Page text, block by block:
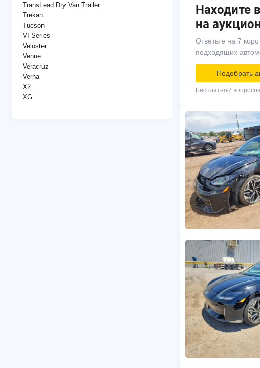
TransLead Dry Van Trailer
Trekan
Tucson
VI Series
Veloster
Venue
Veracruz
Verna
X2
XG
Находите
на
Ответьте на 7
подходящих
Подобрать
Бесплатно 7 вопросов